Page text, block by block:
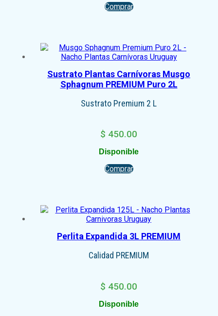
Comprar
Sustrato Plantas Carnívoras Musgo
Sphagnum PREMIUM Puro 2L
Sustrato Premium 2 L
$ 450.00
Disponible
Comprar
Perlita Expandida 3L PREMIUM
Calidad PREMIUM
$ 450.00
Disponible